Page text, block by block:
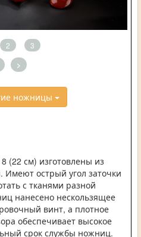
2 3
>
ножницы
(22 см) изготовлены из
Имеют острый угол заточки
с тканями разной
нанесено нескользящее
винт, а плотное
обеспечивает высокое
срок службы ножниц.